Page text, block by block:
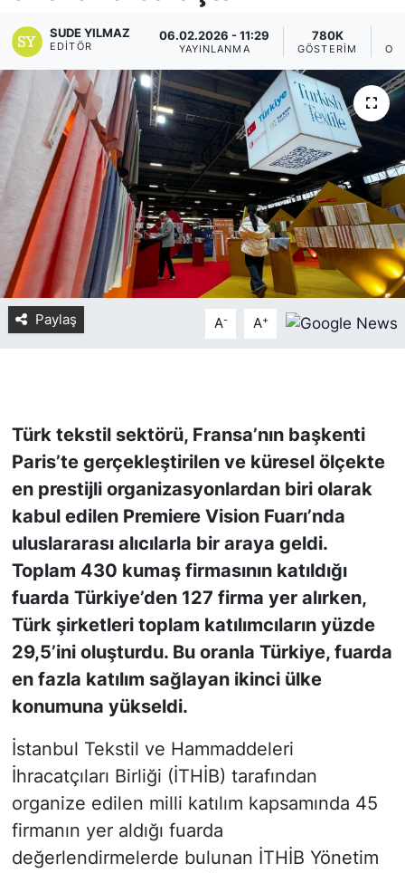
SUDE YILMAZ
EDITÖR
06.02.2026 - 11:29
YAYINLANMA
780K
GÖSTERIM
Paylaş A- A+
Türk tekstil sektörü, Fransa’nın başkenti
Paris’te gerçekleştirilen ve küresel ölçekte
en prestijli organizasyonlardan biri olarak
kabul edilen Premiere Vision Fuarı’nda
uluslararası alıcılarla bir araya geldi.
Toplam 430 kumaş firmasının katıldığı
fuarda Türkiye’den 127 firma yer alırken,
Türk şirketleri toplam katılımcıların yüzde
29,5’ini oluşturdu. Bu oranla Türkiye, fuarda
en fazla katılım sağlayan ikinci ülke
konumuna yükseldi.
İstanbul Tekstil ve Hammaddeleri
İhracatçıları Birliği (İTHİB) tarafından
organize edilen milli katılım kapsamında 45
firmanın yer aldığı fuarda
değerlendirmelerde bulunan İTHİB Yönetim
Yurt Dışı Fuarlar
Teknoloji
Spor
KÜLTÜR SANAT
ŞİRKET HABERLERİ
SAVUNMA SANAYİ
FUAR HABERLERİ
FUAR TAKVİMİ
Amerika Fuarları
FUAR RAPORU
KONGRE HABERLERİ
KONGRE TAKVİMİ
RÖPORTAJLAR
BİYOGRAFİLER